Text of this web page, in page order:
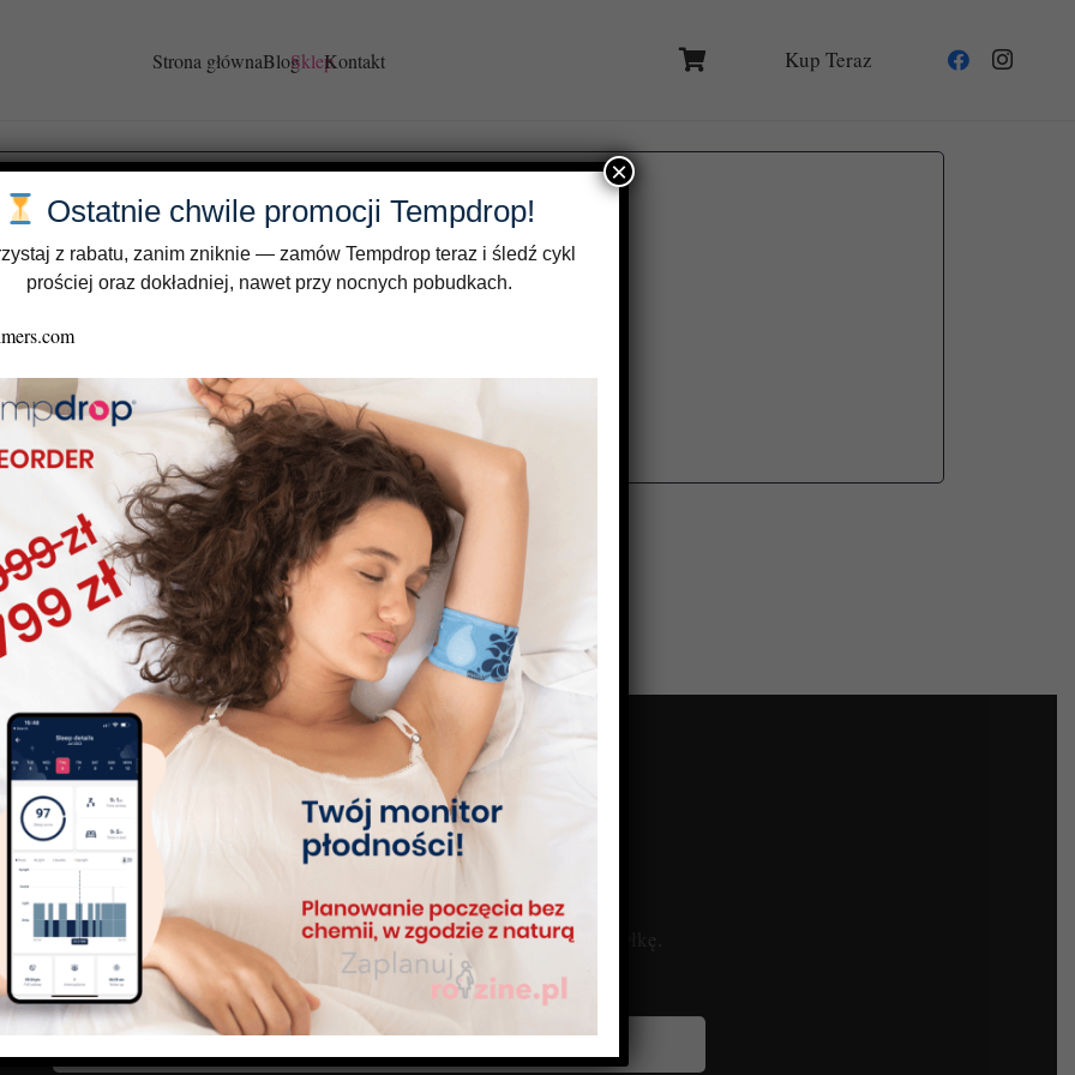
Strona głównaBlogSklepKontakt Kup Teraz
Proszę, zaloguj się
Zapomniałeś hasła?
Zarejestruj się teraz
Czytelnia Kalkulator dni płodnych
Newsletter
Zapisz się do naszego newslettera. Odbierz prezent – darmową wysyłkę.
Email*
Ostatnie chwile promocji Tempdrop!
z rabatu, zanim zniknie — zamów Tempdrop teraz i śledź cykl
prościej oraz dokładniej, nawet przy nocnych pobudkach.
×